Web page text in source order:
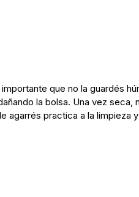
que no la guardés
la bolsa. Una vez
agarrés practica a la